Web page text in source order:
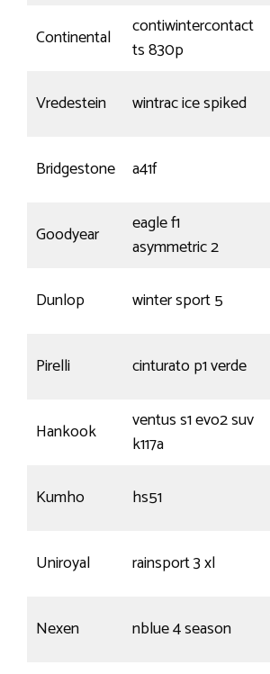
Continental
contiwintercontact
ts 830p
Vredestein wintrac ice spiked
Bridgestone a41f
Goodyear
eagle f1
asymmetric 2
Dunlop winter sport 5
Pirelli cinturato p1 verde
Hankook
ventus s1 evo2 suv
k117a
Kumho hs51
Uniroyal rainsport 3 xl
Nexen nblue 4 season